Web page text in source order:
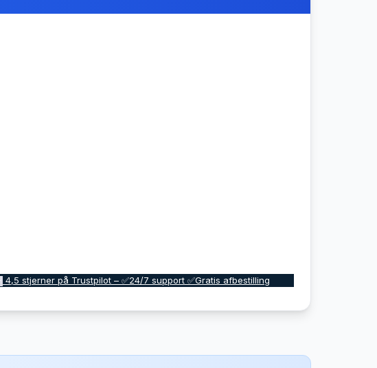
4,5 stjerner på Trustpilot – ✅24/7 support ✅Gratis afbestilling